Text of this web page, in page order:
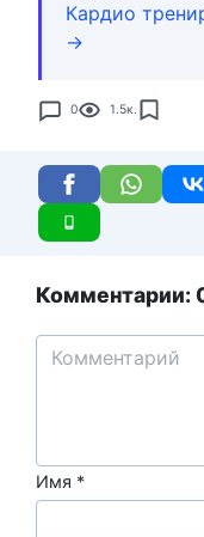
Кардио
→
0 1.5к.
Комментарии:
Имя *